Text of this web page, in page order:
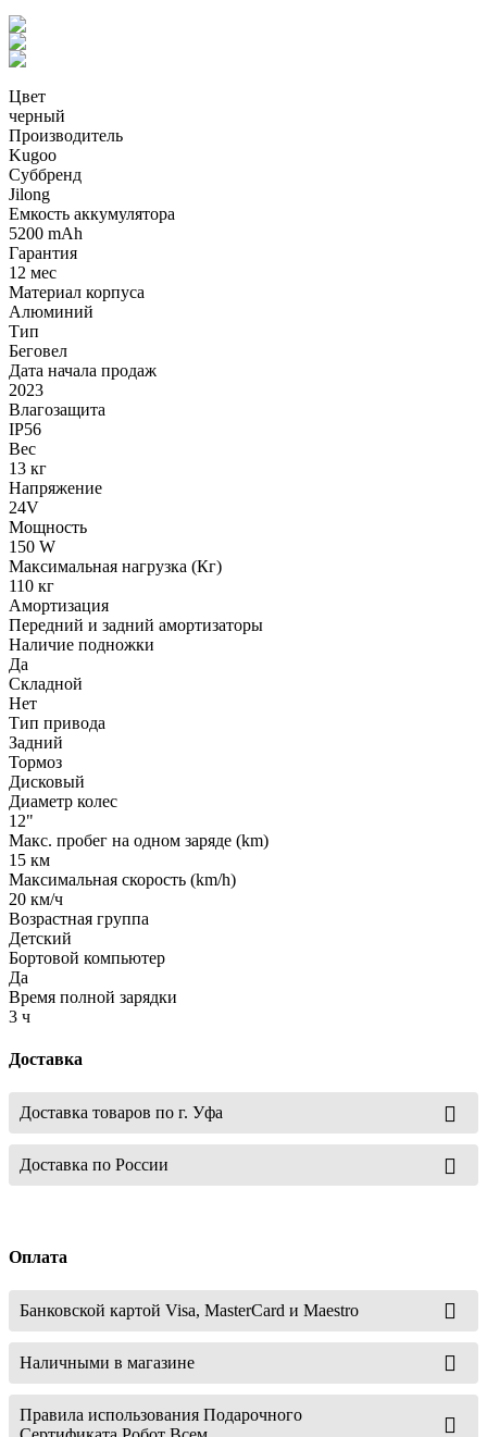
Цвет
черный
Производитель
Kugoo
Суббренд
Jilong
Емкость аккумулятора
5200 mAh
Гарантия
12 мес
Материал корпуса
Алюминий
Тип
Беговел
Дата начала продаж
2023
Влагозащита
IP56
Вес
13 кг
Напряжение
24V
Мощность
150 W
Максимальная нагрузка (Кг)
110 кг
Амортизация
Передний и задний амортизаторы
Наличие подножки
Да
Складной
Нет
Тип привода
Задний
Тормоз
Дисковый
Диаметр колес
12"
Макс. пробег на одном заряде (km)
15 км
Максимальная скорость (km/h)
20 км/ч
Возрастная группа
Детский
Бортовой компьютер
Да
Время полной зарядки
3 ч
Доставка
Доставка товаров по г. Уфа
Доставка по России
Оплата
Банковской картой Visa, MasterCard и Maestro
Наличными в магазине
Правила использования Подарочного